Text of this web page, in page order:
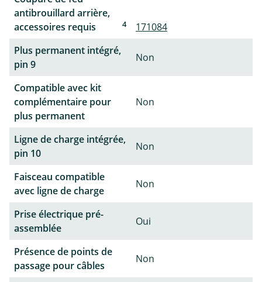
antibrouillard arrière,
accessoires requis
4
171084
Plus permanent intégré,
pin 9
Non
Compatible avec kit
complémentaire pour
plus permanent
Non
Ligne de charge intégrée,
pin 10
Non
Faisceau compatible
avec ligne de charge
Non
Prise électrique pré-
assemblée
Oui
Présence de points de
passage pour câbles
Non